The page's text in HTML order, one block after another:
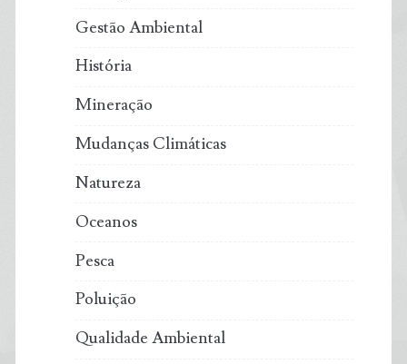
Gestão Ambiental
História
Mineração
Mudanças Climáticas
Natureza
Oceanos
Pesca
Poluição
Qualidade Ambiental